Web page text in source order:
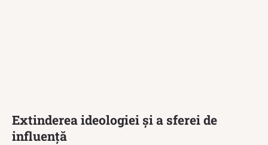
Extinderea ideologiei și a sferei de
influență